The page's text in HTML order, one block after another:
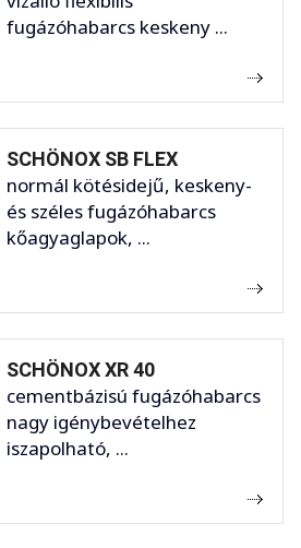
fugázóhabarcs keskeny ...
SCHÖNOX SB FLEX
normál kötésidejű, keskeny-
és széles fugázóhabarcs
kőagyaglapok, ...
SCHÖNOX XR 40
cementbázisú fugázóhabarcs
nagy igénybevételhez
iszapolható, ...